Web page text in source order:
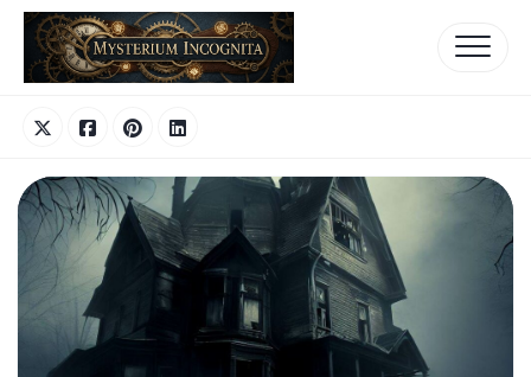
Skip
content